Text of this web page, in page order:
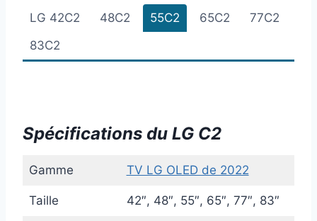
LG 42C2 48C2 55C2 65C2
77C2
83C2
Spécifications du LG C2
Gamme TV LG OLED de 2022
Taille 42″, 48″, 55″, 65″, 77″, 83″